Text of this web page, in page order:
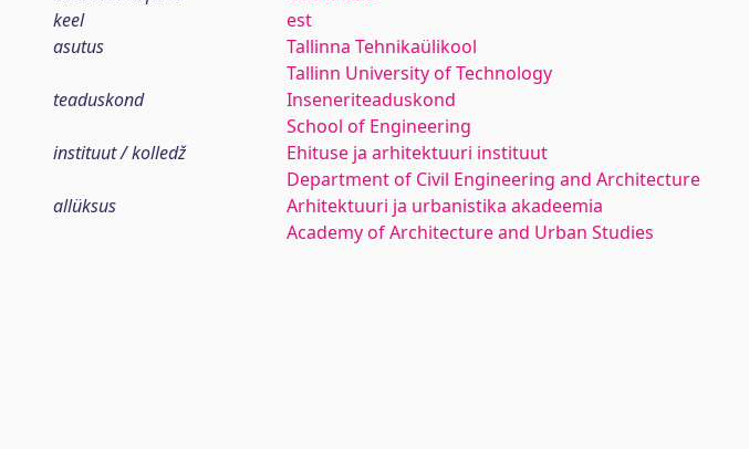
keel
est
asutus
Tallinna Tehnikaülikool
Tallinn University of Technology
teaduskond
Inseneriteaduskond
School of Engineering
instituut / kolledž
Ehituse ja arhitektuuri instituut
Department of Civil Engineering and Architecture
allüksus
Arhitektuuri ja urbanistika akadeemia
Academy of Architecture and Urban Studies